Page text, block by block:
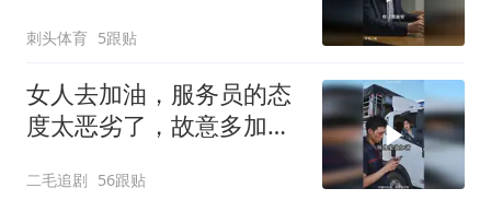
刺头体育 5跟贴
女人去加油，服务员的态
度太恶劣了，故意多加油
二毛追剧 56跟贴